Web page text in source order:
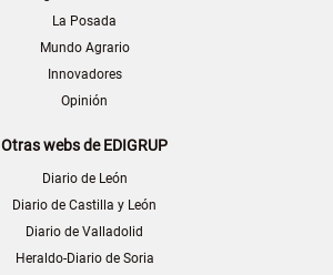
La Posada
Mundo Agrario
Innovadores
Opinión
Otras webs de EDIGRUP
Diario de León
Diario de Castilla y León
Diario de Valladolid
Heraldo-Diario de Soria